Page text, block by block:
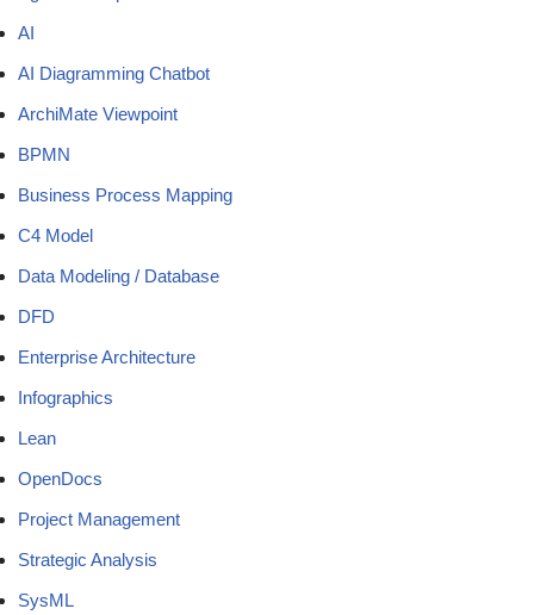
AI
AI Diagramming Chatbot
ArchiMate Viewpoint
BPMN
Business Process Mapping
C4 Model
Data Modeling / Database
DFD
Enterprise Architecture
Infographics
Lean
OpenDocs
Project Management
Strategic Analysis
SysML